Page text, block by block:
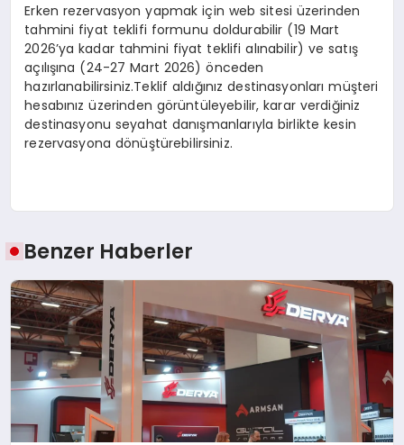
Erken rezervasyon yapmak için web sitesi üzerinden
tahmini fiyat teklifi formunu doldurabilir (19 Mart
2026’ya kadar tahmini fiyat teklifi alınabilir) ve satış
açılışına (24-27 Mart 2026)önceden
hazırlanabilirsiniz.Teklif aldığınız destinasyonları müşteri
hesabınız üzerinden görüntüleyebilir, karar verdiğiniz
destinasyonu seyahat danışmanlarıyla birlikte kesin
rezervasyona dönüştürebilirsiniz.
Benzer Haberler